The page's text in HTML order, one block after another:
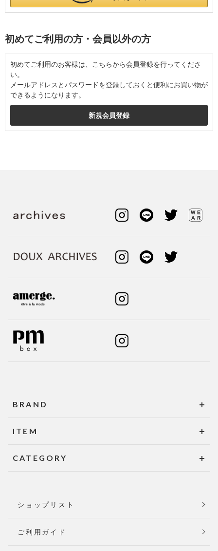
初めてご利用の方・会員以外の方
初めてご利用のお客様は、こちらから会員登録を行ってくださ
い。
メールアドレスとパスワードを登録しておくと便利にお買い物が
できるようになります。
BRAND
ITEM
CATEGORY
ショップリスト
ご利用ガイド